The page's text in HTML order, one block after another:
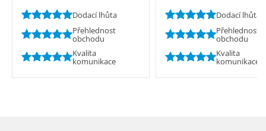
Dodací lhůta
Přehlednost
obchodu
Kvalita
komunikace
Dodací lhůta
Přehlednost
obchodu
Kvalita
komunikace